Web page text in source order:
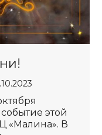
этой
«Малина». В